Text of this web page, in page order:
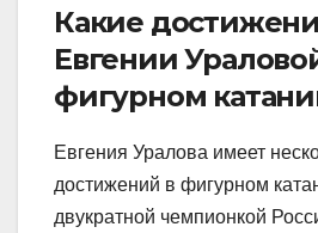
Какие
Евгении
фигурном
Евгения Уралова имеет
достижений в фигурном
двукратной чемпионкой